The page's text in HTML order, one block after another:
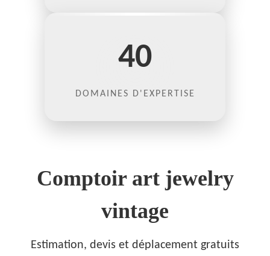
40
DOMAINES D'EXPERTISE
Comptoir art jewelry
vintage
Estimation, devis et déplacement gratuits